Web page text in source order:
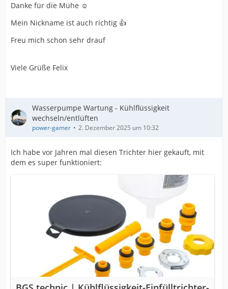
Danke für die Mühe ☺️
Mein Nickname ist auch richtig 👍
Freu mich schon sehr drauf
Viele Grüße Felix
Wasserpumpe Wartung - Kühlflüssigkeit
wechseln/entlüften
power-gamer 2. Dezember 2025 um 10:32
Ich habe vor Jahren mal diesen Trichter hier gekauft, mit
dem es super funktioniert: